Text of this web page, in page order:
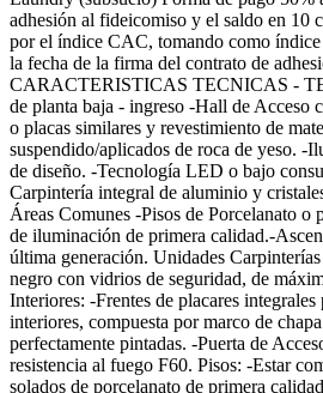
adhesión al fideicomiso y el saldo en 10
por el índice CAC, tomando como
la fecha de la firma del contrato de
CARACTERISTICAS TECNICAS -
de planta baja - ingreso -Hall de Acceso
o placas similares y revestimiento de
suspendido/aplicados de roca de yeso. -
de diseño. -Tecnología LED o bajo
Carpintería integral de aluminio y
Áreas Comunes -Pisos de Porcelanato o
de iluminación de primera calidad.-
última generación. Unidades
negro con vidrios de seguridad, de
Interiores: -Frentes de placares integrales
interiores, compuesta por marco de
perfectamente pintadas. -Puerta de
resistencia al fuego F60. Pisos: -Estar
solados de porcelanato de primera